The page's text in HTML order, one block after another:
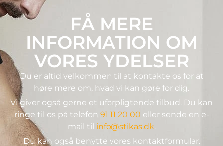
FÅ MERE
INFORMATION OM
VORES YDELSER
Du er altid velkommen til at kontakte os for at
høre mere om, hvad vi kan gøre for dig.
Vi giver også gerne et uforpligtende tilbud. Du kan
ringe til os på telefon 91 11 20 00 eller sende en e-
mail til info@stikas.dk.
Du kan også benytte vores kontaktformular.